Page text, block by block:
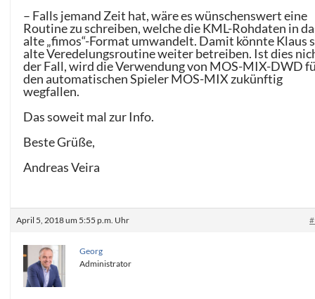
– Falls jemand Zeit hat, wäre es wünschenswert eine
Routine zu schreiben, welche die KML-Rohdaten in
alte „fimos“-Format umwandelt. Damit könnte Klaus
alte Veredelungsroutine weiter betreiben. Ist dies
der Fall, wird die Verwendung von MOS-MIX-DWD
den automatischen Spieler MOS-MIX zukünftig
wegfallen.
Das soweit mal zur Info.
Beste Grüße,
Andreas Veira
April 5, 2018 um 5:55 p.m. Uhr
Georg
Administrator